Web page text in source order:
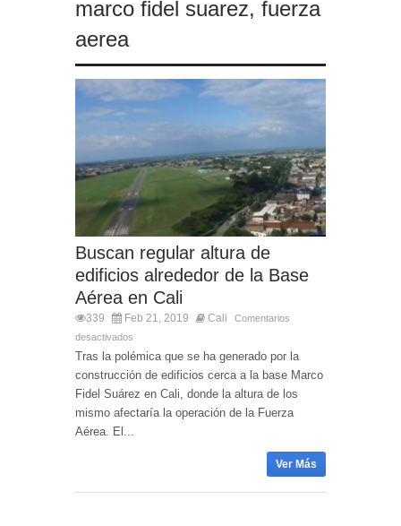
marco fidel suarez, fuerza
aerea
Buscan regular altura de
edificios alrededor de la Base
Aérea en Cali
339 Feb 21, 2019 Cali
Comentarios
desactivados
Tras la polémica que se ha generado por la
construcción de edificios cerca a la base Marco
Fidel Suárez en Cali, donde la altura de los
mismo afectaría la operación de la Fuerza
Aérea. El...
Ver Más